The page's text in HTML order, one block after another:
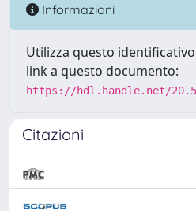
Informazioni
Utilizza questo
link a questo documento:
https://hdl.handle.net/
Citazioni